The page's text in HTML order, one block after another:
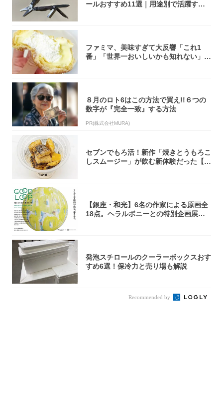
ールおすすめ11選｜用途別で活躍する
ファミマ、美味すぎて大反響「これ1
番」「世界一おいしいかも知れない」
８月のロト6はこの方法で買え!!６つの
数字が『完全一致』する方法
PR(株式会社MURA)
セブンでもろ活！新作「焼きとうもろこ
しスムージー」が飲む新体験だった【東
【銀座・和光】6名の作家による原画全
18点。ヘラルボニーとの特別企画展「G
発泡スチロールのクーラーボックスおす
すめ6選！保冷力と売り場も解説
Recommended by